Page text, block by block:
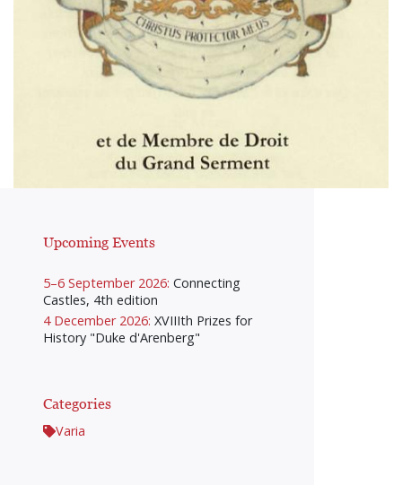
Upcoming Events
5–6 September 2026: Connecting
Castles, 4th edition
4 December 2026: XVIIIth Prizes for
History "Duke d'Arenberg"
Categories
Varia